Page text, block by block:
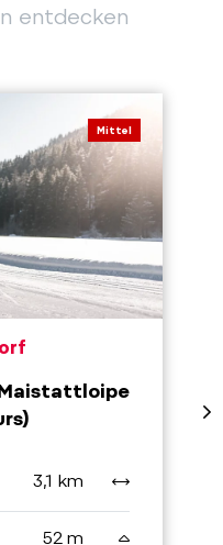
entdecken
Mittel
3,1 km
52 m